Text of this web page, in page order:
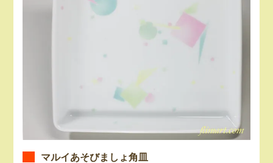
マルイあそびましょ角皿